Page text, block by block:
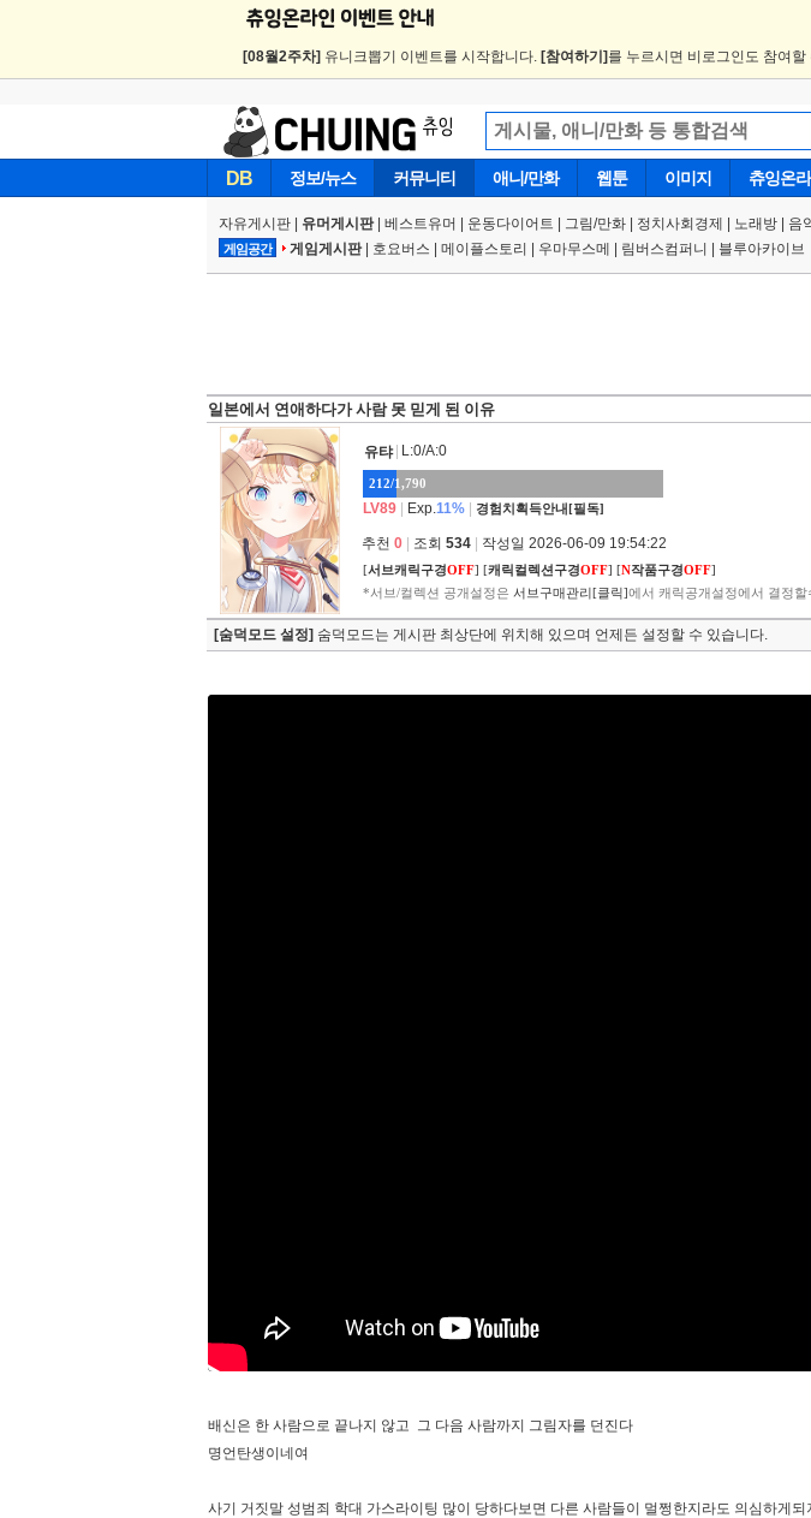
[08월2주차] 유니크뽑기 이벤트를 시작합니다. [참여하기] 를 누르시면 비로그인도 참여할
DB 정보/뉴스 커뮤니티 애니/만화 웹툰 이미지 츄잉온라
자유게시판 유머게시판| 베스트유머 운동다이어트 | 그림/만화 정치사회경제 노래방 음
게임공간 게임게시판| 호요버스 메이플스토리 우마무스메 림버스컴퍼니 블루아카이브
일본에서 연애하다가 사람 못 믿게 된 이유
유탸 L:0/A:0
212/1,790
LV89 Exp.11% 경험치획득안내[필독]
추천 0 조회 534 작성일 2026-06-09 19:54:22
[서브캐릭구경OFF] [캐릭컬렉션구경OFF] [N작품구경OFF]
*서브/컬렉션 공개설정은 서브구매관리[클릭]에서 캐릭공개설정에서 결정할
[숨덕모드 설정] 숨덕모드는 게시판 최상단에 위치해 있으며 언제든 설정할 수 있습니다.
배신은 한 사람으로 끝나지 않고 그 다음 사람까지 그림자를 던진다
명언탄생이네여
사기 거짓말 성범죄 학대 가스라이팅 많이 당하다보면 다른 사람들이 멀쩡한지라도 의심하게되